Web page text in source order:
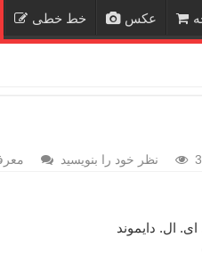
خط خطی عکس
نظر خود را بنویسید
ای. ال. دایموند